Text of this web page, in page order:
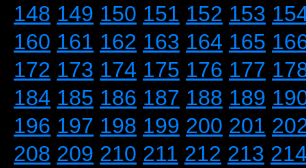
148 149 150 151 152 153
160 161 162 163 164 165
172 173 174 175 176 177
184 185 186 187 188 189
196 197 198 199 200 201
208 209 210 211 212 213